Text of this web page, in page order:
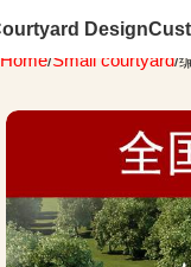
Design
Home Small courtyard